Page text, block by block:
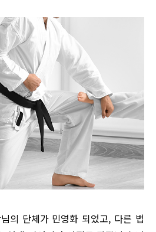
의 단체가 민영화 되었고, 다른 법